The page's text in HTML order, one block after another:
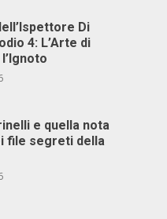
Di
4: L’Arte di
e quella nota
file segreti della